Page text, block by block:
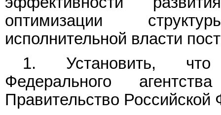
оптимизации
исполнительной власти
1. Установить, что
Федерального
Правительство Российской